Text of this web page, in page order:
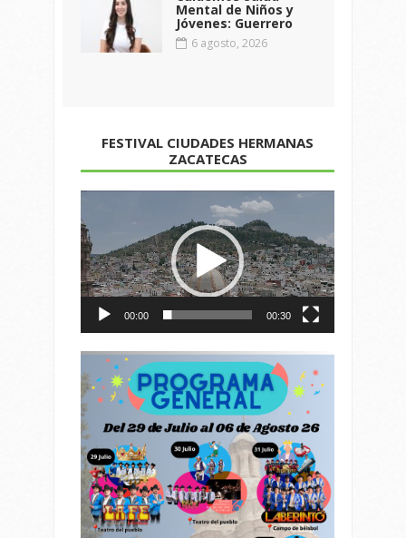
Mental de Niños y
Jóvenes: Guerrero
6 agosto, 2026
FESTIVAL CIUDADES HERMANAS
ZACATECAS
de
vídeo
00:00 00:30